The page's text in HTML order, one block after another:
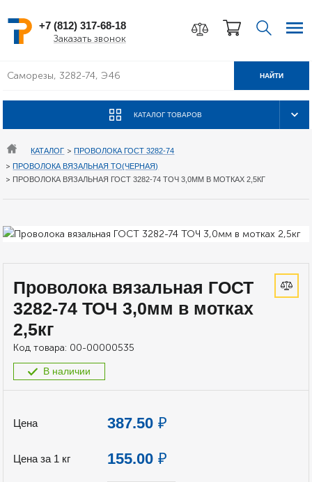
+7 (812) 317-68-18
Заказать звонок
КАТАЛОГ ТОВАРОВ
НАЙТИ
КАТАЛОГ >ПРОВОЛОКА ГОСТ 3282-74
>ПРОВОЛОКА ВЯЗАЛЬНАЯ ТО(ЧЕРНАЯ)
> ПРОВОЛОКА ВЯЗАЛЬНАЯ ГОСТ 3282-74 ТОЧ 3,0ММ В МОТКАХ 2,5КГ
Проволока вязальная ГОСТ
3282-74 ТОЧ 3,0мм в мотках
2,5кг
Код товара: 00-00000535
В наличии
Цена 387.50 ₽
Цена за 1 кг 155.00 ₽